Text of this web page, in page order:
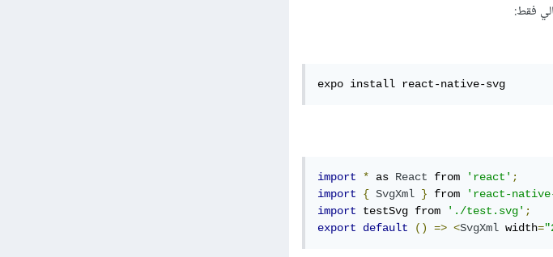
expo install react-native-svg
import * as React from 'react' ;
import
{ SvgXml } from 'react-
import testSvg from './test.svg' ;
export
default () => <SvgXml width=